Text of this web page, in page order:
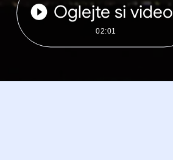
Oglejte si video
02:01